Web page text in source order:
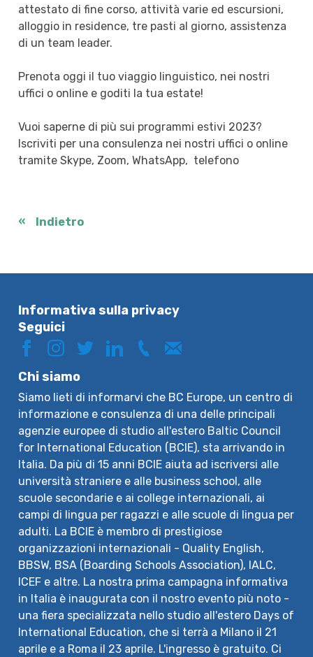
attestato di fine corso, attività varie ed escursioni,
alloggio in residence, tre pasti al giorno, assistenza
di un team leader.
Prenota oggi il tuo viaggio linguistico, nei nostri
uffici o online e goditi la tua estate!
Vuoi saperne di più sui programmi estivi 2023?
Iscriviti per una consulenza nei nostri uffici o online
tramite Skype, Zoom, WhatsApp, telefono
Indietro
Informativa sulla privacy
Seguici
Chi siamo
Siamo lieti di informarvi che BC Europe, un centro di
informazione e consulenza di una delle principali
agenzie europee di studio all'estero Baltic Council
for International Education (BCIE), sta arrivando in
Italia. Da più di 15 anni BCIE aiuta ad iscriversi alle
università straniere e alle business school, alle
scuole secondarie e ai college internazionali, ai
campi di lingua per ragazzi e alle scuole di lingua per
adulti. La BCIE è membro di prestigiose
organizzazioni internazionali - Quality English,
BBSW, BSA (Boarding Schools Association), IALC,
ICEF e altre. La nostra prima campagna informativa
in Italia è inaugurata con il nostro evento più noto -
una fiera specializzata nello studio all'estero Days of
International Education, che si terrà a Milano il 21
aprile e a Roma il 23 aprile. L'ingresso è gratuito. Ci